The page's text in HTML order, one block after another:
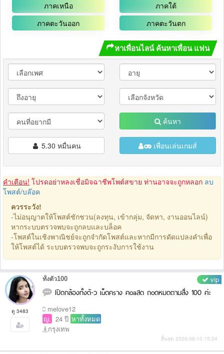
ภาคเหนือ
ภาคใต้
ภาคตะวันออก
ภาคตะวันตก
หาเพื่อนไลน์ ค้นหาเพื่อน แฟน
ค้นหา
5.30 หมื่นคน เพื่อนเล่นเกมส์
คำเตือน! โปรดอย่าหลงเชื่อมิจฉาชีพโพต์สขาย ท่านอาจจะถูกหลอก ลบ
โพสต์/บล๊อค
ควรระวัง!
-ไม่อนุญาตให้โพสต์ชักชวน(ลงทุน, เข้ากลุ่ม, จัดหา, งานออนไลน์)
หากระบบตรวจพบจะถูกลบและบล็อค
-โพสต์ในเชิงพาณิชย์จะถูกจำกัดโพสต์และหากมีการดัดแปลงคำเพื่อ
ให้โพสต์ได้ ระบบตรวจพบจะถูกระงับการใช้งาน
ดู 3483
ทั้งตัว100 vip
Iปิดกล้องทั้งตั-ว เu็ดคsาง คoaสด ถoดหมดตามสั่ง 100 ค่ะ
melove12
ญ. 24 ปี หาทั้งหมด
กรุงเทพ
สิ้นสุด 2026-08-10 15:24